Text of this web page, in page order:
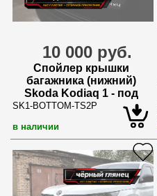
10 000 руб.
Спойлер крышки
багажника (нижний)
Skoda Kodiaq 1 - под
покраску
SK1-BOTTOM-TS2P
в наличии